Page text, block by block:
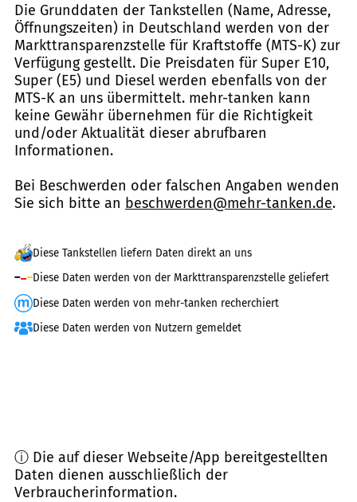
Die Grunddaten der Tankstellen (Name, Adresse,
Öffnungszeiten) in Deutschland werden von der
Markttransparenzstelle für Kraftstoffe (MTS-K) zur
Verfügung gestellt. Die Preisdaten für Super E10,
Super (E5) und Diesel werden ebenfalls von der
MTS-K an uns übermittelt. mehr-tanken kann
keine Gewähr übernehmen für die Richtigkeit
und/oder Aktualität dieser abrufbaren
Informationen.
Bei Beschwerden oder falschen Angaben wenden
Sie sich bitte an beschwerden@mehr-tanken.de.
Diese Tankstellen liefern Daten direkt an uns
Diese Daten werden von der Markttransparenzstelle geliefert
Diese Daten werden von mehr-tanken recherchiert
Diese Daten werden von Nutzern gemeldet
ⓘ Die auf dieser Webseite/App bereitgestellten
Daten dienen ausschließlich der
Verbraucherinformation.